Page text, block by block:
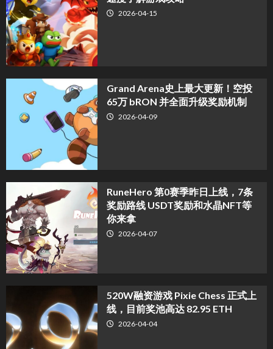
2026-04-15
Grand Arena史上最大更新！空投
65万 bRON 并全面升级奖励机制
2026-04-09
RuneHero 第0赛季昨日上线，7条
奖励路线 USDT奖励和水晶NFT等
你来拿
2026-04-07
520W融资游戏 Pixie Chess 正式上
线，目前奖池高达 82.95 ETH
2026-04-04